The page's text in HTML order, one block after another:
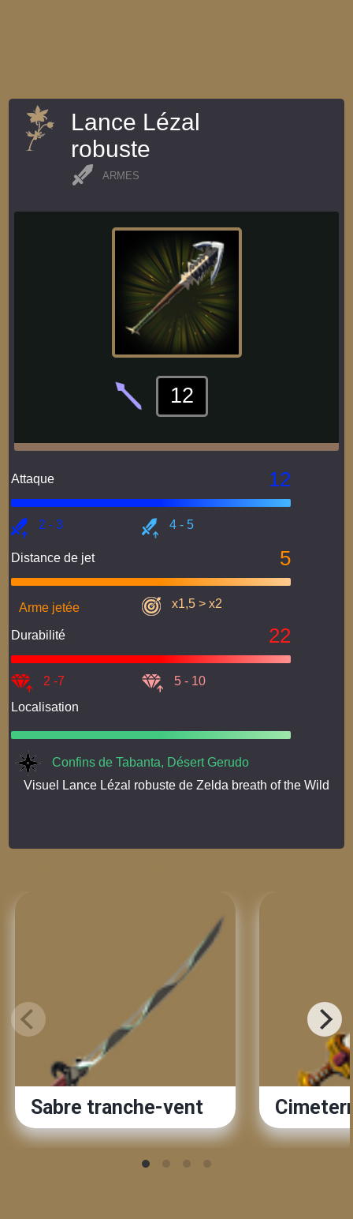
Lance Lézal
robuste
ARMES
12
Attaque 12
2 - 3 4 - 5
Distance de jet 5
Arme jetée x1,5 > x2
Durabilité 22
2 -7
5 - 10
Localisation
Confins de Tabanta, Désert Gerudo
Visuel Lance Lézal robuste de Zelda breath of the Wild
Sabre tranche-vent